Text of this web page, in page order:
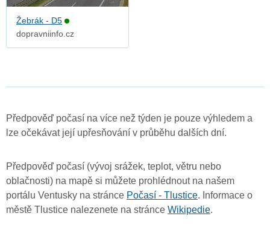
Žebrák - D5
dopravniinfo.cz
Předpověď počasí na více než týden je pouze výhledem a
lze očekávat její upřesňování v průběhu dalších dní.
Předpověď počasí (vývoj srážek, teplot, větru nebo
oblačnosti) na mapě si můžete prohlédnout na našem
portálu Ventusky na stránce Počasí - Tlustice. Informace o
městě Tlustice nalezenete na stránce Wikipedie.